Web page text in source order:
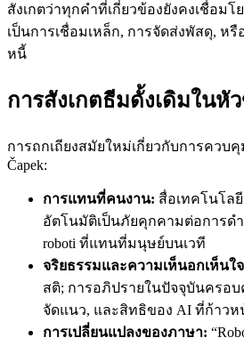
สังเกตว่าทุกคำที่เกี่ยวข้องยังคงเชื่อม
เป็นการเชื่อมเหล็ก, การจัดส่งพัสดุ, ห
หนี้
การสังเกตธีมดั้งเดิมในหั
การถกเถียงสมัยใหม่เกี่ยวกับการควบ
Čapek:
การแทนที่คนงาน: สื่อเทคโนโล
อัตโนมัติเป็นภัยคุกคามต่อการดำ
roboti ที่แทนที่มนุษย์บนเวที
จริยธรรมและความเห็นอกเห็นใ
สติ; การอภิปรายในปัจจุบันครอ
จัดแนว, และสิทธิของ AI ที่ก้าวห
การเปลี่ยนแปลงของภาษา: